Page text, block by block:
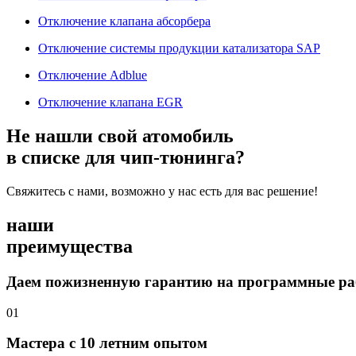
Отключение клапана абсорбера
Отключение системы продукции катализатора SAP
Отключение Adblue
Отключение клапана EGR
Не нашли свой атомобиль
в списке для чип-тюнинга?
Свяжитесь с нами, возможно у нас есть для вас решение!
наши
преимущества
Даем пожизненную гарантию на программные
01
Мастера с 10 летним опытом